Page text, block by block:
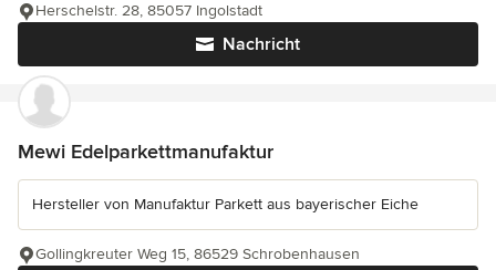
Nachricht
Herschelstr. 28, 85057 Ingolstadt
Mewi Edelparkettmanufaktur
Hersteller von Manufaktur Parkett aus bayerischer Eiche
Gollingkreuter Weg 15, 86529 Schrobenhausen